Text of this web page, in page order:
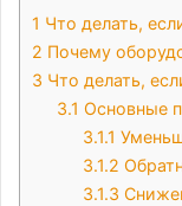
1 Что делать,
2 Почему
3 Что делать,
3.1 Основные
3.1.1
3.1.2
3.1.3